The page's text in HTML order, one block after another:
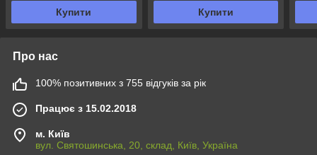
Купити Купити
Про нас
100% позитивних з 755 відгуків за рік
Працює з 15.02.2018
м. Київ
вул. Святошинська, 20, склад, Київ, Україна